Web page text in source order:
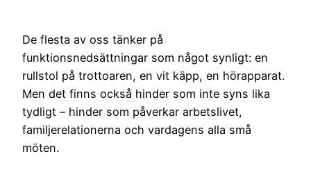
De flesta av oss tänker på
funktionsnedsättningar som något synligt: en
rullstol på trottoaren, en vit käpp, en hörapparat.
Men det finns också hinder som inte syns lika
tydligt – hinder som påverkar arbetslivet,
familjerelationerna och vardagens alla små
möten.